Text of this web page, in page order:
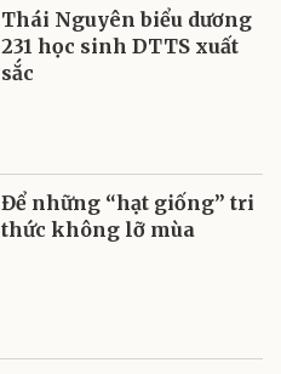
Thái Nguyên biểu dương
231 học sinh DTTS xuất
sắc
Để những “hạt giống” tri
thức không lỡ mùa